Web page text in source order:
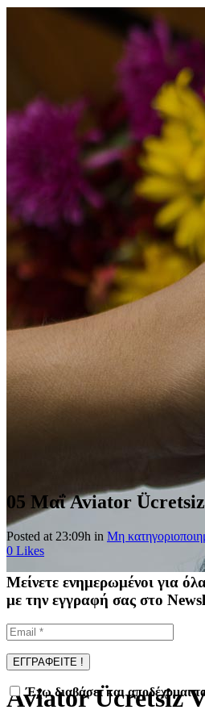
Aviator Ücretsiz
05 ΜαΐAviator Ücretsiz
Posted at 23:09h in Μη
0 Likes
Μείνετε ενημερωμένοι για
με την εγγραφή σας στο
Έχω διαβάσει και αποδέχομαι